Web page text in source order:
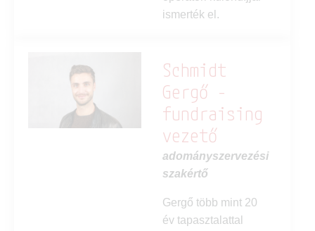
ismerték el.
Schmidt
Gergő -
fundraising
vezető
adományszervezési
szakértő
Gergő több mint 20
év tapasztalattal